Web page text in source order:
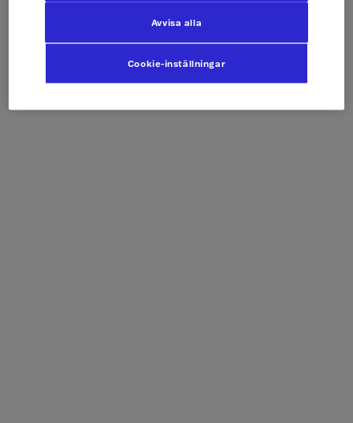
Cookie-inställningar
Avvisa alla